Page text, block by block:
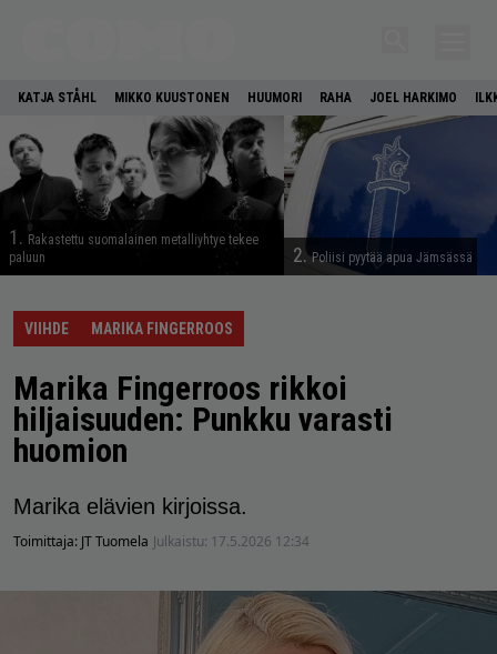
KATJA STÅHL MIKKO KUUSTONEN HUUMORI RAHA JOEL HARKIMO
1. Rakastettu suomalainen metalliyhtye tekee
paluun
2.Poliisi pyytää apua Jämsässä
VIIHDE MARIKA FINGERROOS
Marika Fingerroos rikkoi
hiljaisuuden: Punkku varasti
huomion
Marika elävien kirjoissa.
Toimittaja: JT Tuomela Julkaistu: 17.5.2026 12:34